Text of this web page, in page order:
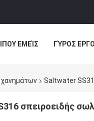
ΕΜΕΊΣ ΓΎΡΟΣ
Saltwater
σπειροειδής